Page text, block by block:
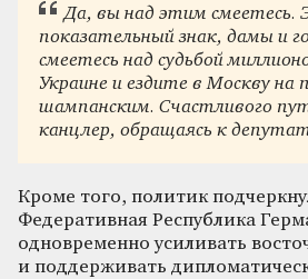
Да, вы над этим смеетесь.
показательный знак, дамы и
смеетесь над судьбой
Украине и ездите в Москву на
шампанским. Счастливого
канцлер, обращаясь к
Кроме того, политик
Федеративная Республика
одновременно усиливать
и поддерживать